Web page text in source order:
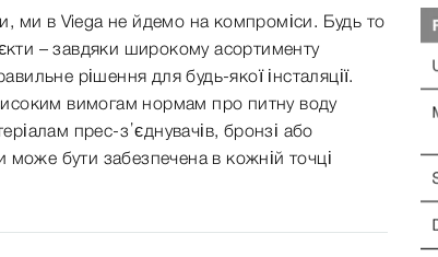
ми в Viega не йдемо на компроміси. Будь то
– завдяки широкому асортименту
рішення для будь-якої інсталяції.
вимогам нормам про питну воду
прес-з’єднувачів, бронзі або
може бути забезпечена в кожній точці